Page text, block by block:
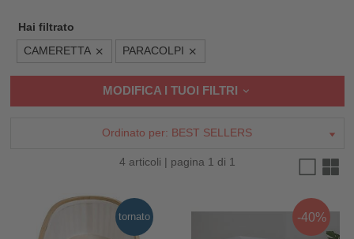
Hai filtrato
CAMERETTA PARACOLPI
MODIFICA I TUOI FILTRI
Ordinato per: BEST SELLERS
4 articoli | pagina 1 di 1
tornato -40%